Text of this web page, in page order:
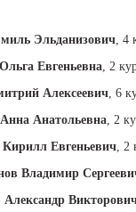
Эльданизович, 4
Евгеньевна, 2
Алексеевич, 6
Анатольевна, 2
Евгеньевич, 2
Владимир
Александр